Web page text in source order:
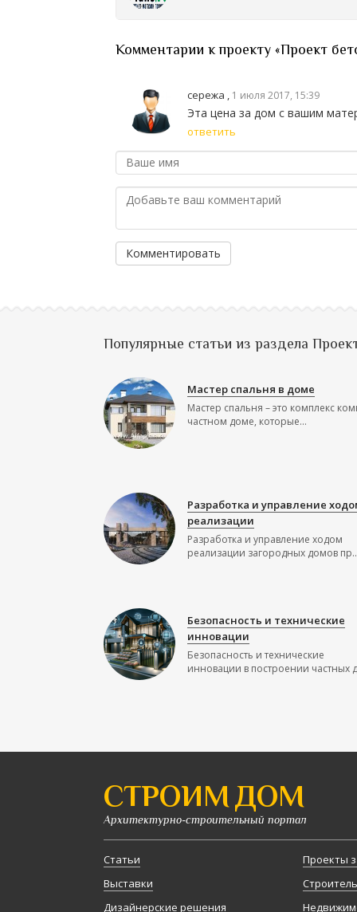
Комментарии к проекту «Проект
сережа , 1 июля 2017, 15:39
Эта цена за дом с вашим
ответить
Комментировать
Популярные статьи из раздела
Мастер спальня в доме
Мастер спальня – это комплекс
частном доме, которые...
Разработка и управление
реализации
Разработка и управление ходом
реализации загородных домов
Безопасность и технические
инновации
Безопасность и технические
инновации в построении частных
СТРОИМ ДОМ
Архитектурно-строительный портал
Статьи
Выставки
Дизайнерские решения
Проекты